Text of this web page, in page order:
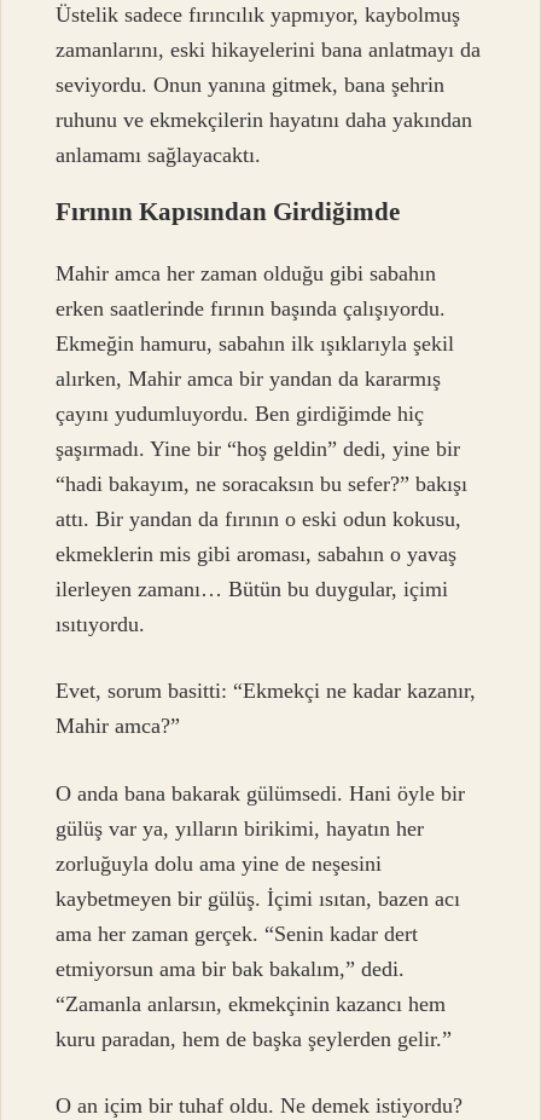
Üstelik sadece fırıncılık yapmıyor, kaybolmuş
zamanlarını, eski hikayelerini bana anlatmayı da
seviyordu. Onun yanına gitmek, bana şehrin
ruhunu ve ekmekçilerin hayatını daha yakından
anlamamı sağlayacaktı.
Fırının Kapısından Girdiğimde
Mahir amca her zaman olduğu gibi sabahın
erken saatlerinde fırının başında çalışıyordu.
Ekmeğin hamuru, sabahın ilk ışıklarıyla şekil
alırken, Mahir amca bir yandan da kararmış
çayını yudumluyordu. Ben girdiğimde hiç
şaşırmadı. Yine bir “hoş geldin” dedi, yine bir
“hadi bakayım, ne soracaksın bu sefer?” bakışı
attı. Bir yandan da fırının o eski odun kokusu,
ekmeklerin mis gibi aroması, sabahın o yavaş
ilerleyen zamanı… Bütün bu duygular, içimi
ısıtıyordu.
Evet, sorum basitti: “Ekmekçi ne kadar kazanır,
Mahir amca?”
O anda bana bakarak gülümsedi. Hani öyle bir
gülüş var ya, yılların birikimi, hayatın her
zorluğuyla dolu ama yine de neşesini
kaybetmeyen bir gülüş. İçimi ısıtan, bazen acı
ama her zaman gerçek. “Senin kadar dert
etmiyorsun ama bir bak bakalım,” dedi.
“Zamanla anlarsın, ekmekçinin kazancı hem
kuru paradan, hem de başka şeylerden gelir.”
O an içim bir tuhaf oldu. Ne demek istiyordu?